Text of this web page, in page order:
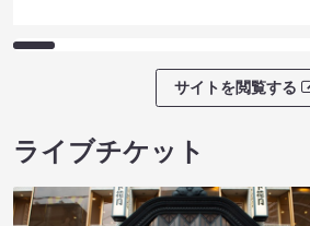
サイトを閲覧する
ライブチケット